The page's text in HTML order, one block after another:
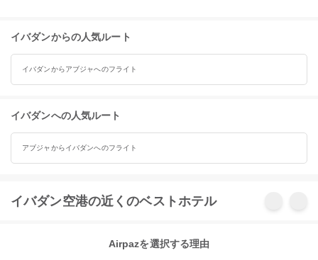
イバダンからの人気ルート
イバダンからアブジャへのフライト
イバダンへの人気ルート
アブジャからイバダンへのフライト
イバダン空港の近くのベストホテル
Airpazを選択する理由